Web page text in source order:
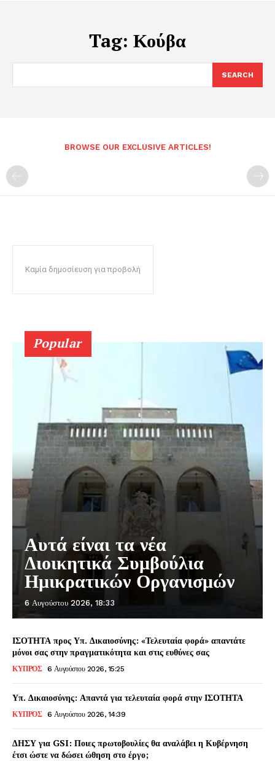
Tag: Κούβα
SEARCH
BROWSE OUR EXCLUSIVE ARTICLES!
Καμία δημοσίευση για προβολή
Popular
Αυτά είναι τα νέα
Διοικητικά Συμβούλια
Ημικρατικών Οργανισμών
6 Αυγούστου 2026, 18:33
ΙΣΟΤΗΤΑ προς Υπ. Δικαιοσύνης: «Τελευταία φορά» απαντάτε
μόνοι σας στην πραγματικότητα και στις ευθύνες σας
ΚΥΠΡΟΣ 6 Αυγούστου 2026, 15:25
Υπ. Δικαιοσύνης: Απαντά για τελευταία φορά στην ΙΣΟΤΗΤΑ
ΚΥΠΡΟΣ 6 Αυγούστου 2026, 14:39
ΔΗΣΥ για GSI: Ποιες πρωτοβουλίες θα αναλάβει η Κυβέρνηση
έτσι ώστε να δώσει ώθηση στο έργο;